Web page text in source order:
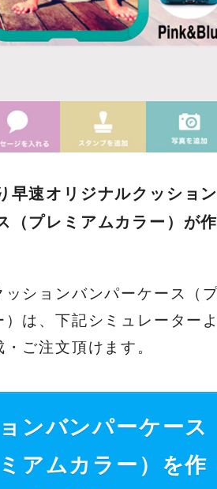
早速オリジナルクッショ
（プレミアムカラー）が
ッションバンパーケース（
）は、下記シミュレーター
ご注文頂けます。
ンバンパーケース
ミアムカラー）を作